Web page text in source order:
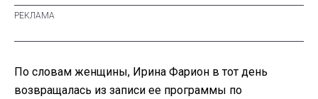
По словам женщины, Ирина Фарион в тот день
возвращалась из записи ее программы по